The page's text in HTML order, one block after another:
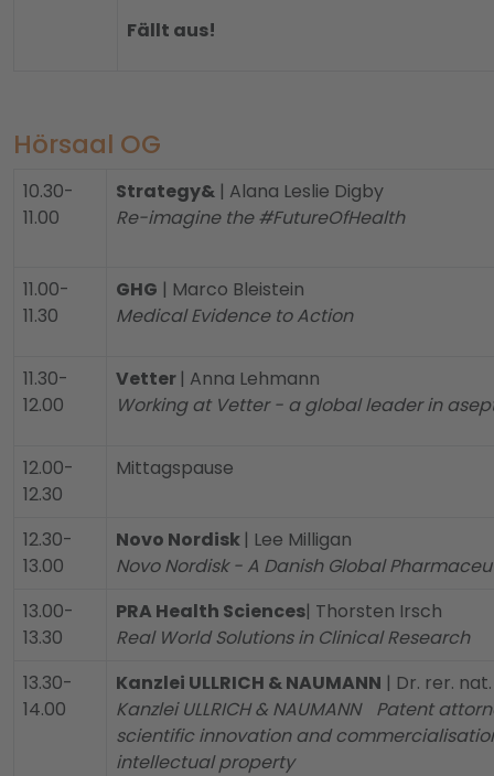
Fällt aus!
Hörsaal OG
10.30-
11.00
Strategy& | Alana Leslie Digby
Re-imagine the #FutureOfHealth
11.00-
11.30
GHG | Marco Bleistein
Medical Evidence to Action
11.30-
12.00
Vetter | Anna Lehmann
Working at Vetter - a global leader in
12.00-
12.30
Mittagspause
12.30-
13.00
Novo Nordisk | Lee Milligan
Novo Nordisk - A Danish Global
13.00-
13.30
PRA Health Sciences| Thorsten Irsch
Real World Solutions in Clinical Research
13.30-
14.00
Kanzlei ULLRICH & NAUMANN | Dr. rer.
Kanzlei ULLRICH & NAUMANN Patent
scientific innovation and
intellectual property